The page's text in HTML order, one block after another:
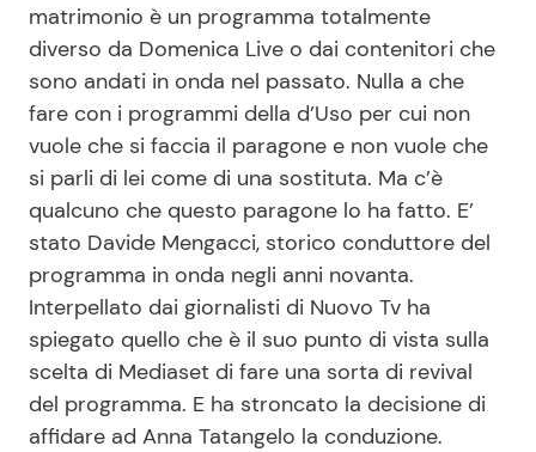
Festività Ricette per Bambini
Seguici
Info
Chi siamo
Disclaimer e Privacy
Redazione
matrimonio è un programma totalmente
diverso da Domenica Live o dai contenitori che
sono andati in onda nel passato. Nulla a che
fare con i programmi della d’Uso per cui non
vuole che si faccia il paragone e non vuole che
si parli di lei come di una sostituta. Ma c’è
qualcuno che questo paragone lo ha fatto. E’
stato Davide Mengacci, storico conduttore del
programma in onda negli anni novanta.
Interpellato dai giornalisti di Nuovo Tv ha
spiegato quello che è il suo punto di vista sulla
scelta di Mediaset di fare una sorta di revival
del programma. E ha stroncato la decisione di
affidare ad Anna Tatangelo la conduzione.